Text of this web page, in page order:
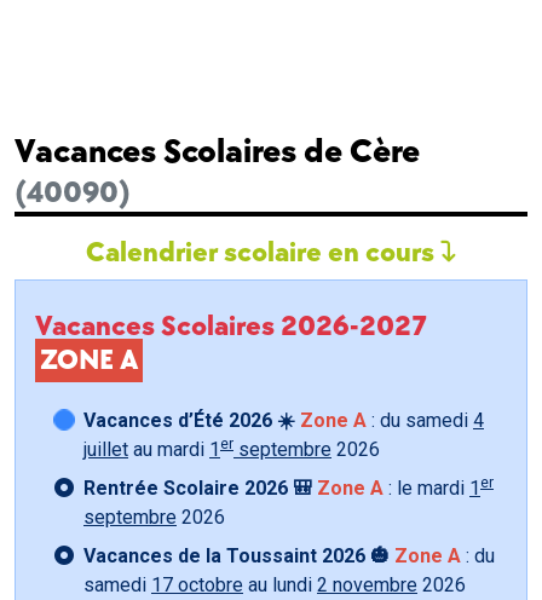
Vacances Scolaires de Cère
(40090)
Calendrier scolaire en cours
Vacances Scolaires 2026-2027
ZONE A
Vacances d’Été 2026 ☀️ Zone A : du samedi 4
juillet au mardi 1 er septembre 2026
Rentrée Scolaire 2026 🎒 Zone A : le mardi 1 er
septembre 2026
Vacances de la Toussaint 2026 🎃 Zone A : du
samedi 17 octobre au lundi 2 novembre 2026